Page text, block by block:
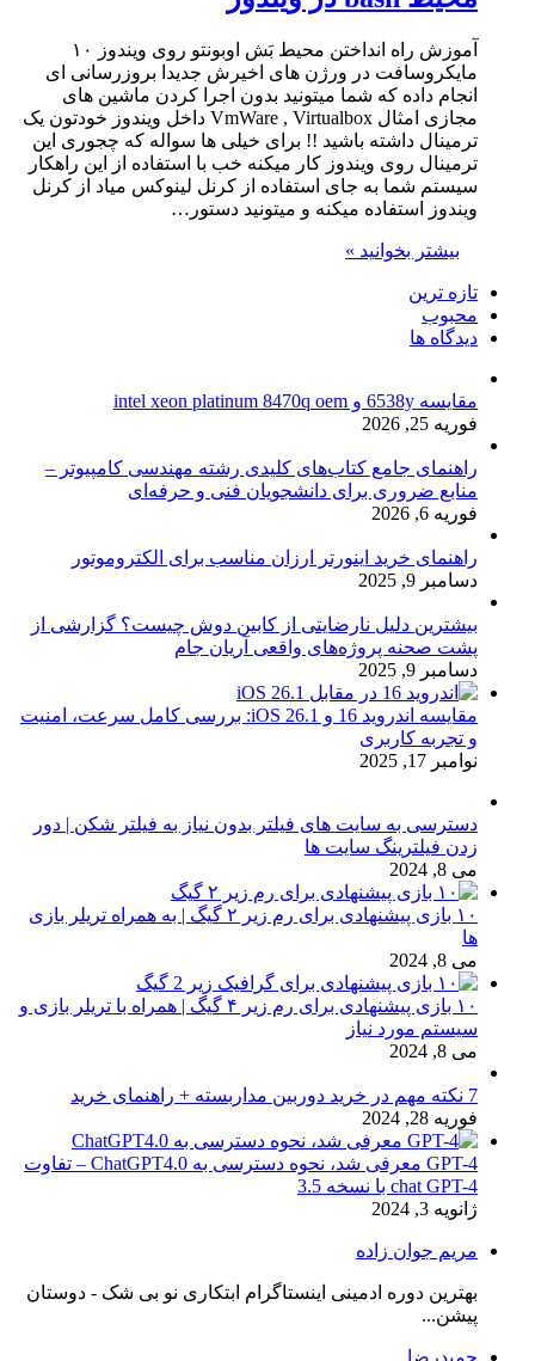
آموزش راه انداختن محیط بَش اوبونتو روی ویندوز ۱۰
مایکروسافت در ورژن های اخیرش جدیدا بروزرسانی ای
انجام داده که شما میتونید بدون اجرا کردن ماشین های
مجازی امثال VmWare , Virtualbox داخل ویندوز خودتون یک
ترمینال داشته باشید !! برای خیلی ها سواله که چجوری این
ترمینال روی ویندوز کار میکنه خب با استفاده از این راهکار
سیستم شما به جای استفاده از کرنل لینوکس میاد از کرنل
ویندوز استفاده میکنه و میتونید دستور…
بیشتر بخوانید »
تازه ترین
محبوب
دیدگاه ها
مقایسه 6538y و intel xeon platinum 8470q oem
فوریه 25, 2026
راهنمای جامع کتاب‌های کلیدی رشته مهندسی کامپیوتر –
منابع ضروری برای دانشجویان فنی و حرفه‌ای
فوریه 6, 2026
راهنمای خرید اینورتر ارزان مناسب برای الکتروموتور
دسامبر 9, 2025
بیشترین دلیل نارضایتی از کابین دوش چیست؟ گزارشی از
پشت صحنه پروژه‌های واقعی آریان جام
دسامبر 9, 2025
مقایسه اندروید 16 و iOS 26.1: بررسی کامل سرعت، امنیت
و تجربه کاربری
نوامبر 17, 2025
دسترسی به سایت های فیلتر بدون نیاز به فیلتر شکن | دور
زدن فیلترینگ سایت ها
می 8, 2024
۱۰ بازی پیشنهادی برای رم زیر ۲ گیگ | به همراه تریلر بازی
ها
می 8, 2024
۱۰ بازی پیشنهادی برای رم زیر ۴ گیگ | همراه با تریلر بازی و
سیستم مورد نیاز
می 8, 2024
7 نکته مهم در خرید دوربین مداربسته + راهنمای خرید
فوریه 28, 2024
GPT-4 معرفی شد، نحوه دسترسی به ChatGPT4.0 – تفاوت
chat GPT-4 با نسخه 3.5
ژانویه 3, 2024
مریم جوان زاده
بهترین دوره ادمینی اینستاگرام ابتکاری نو بی شک - دوستان
پیشن...
حمیدرضا